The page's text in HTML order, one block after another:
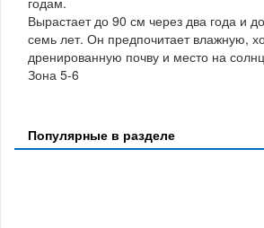
Вырастает до 90 см через два года и
семь лет. Он предпочитает влажную,
дренированную почву и место на
Зона 5-6
Популярные в разделе